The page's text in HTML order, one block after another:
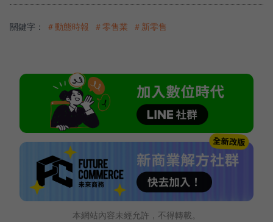
關鍵字： ＃動態時報 ＃零售業 ＃新零售
本網站內容未經允許，不得轉載。